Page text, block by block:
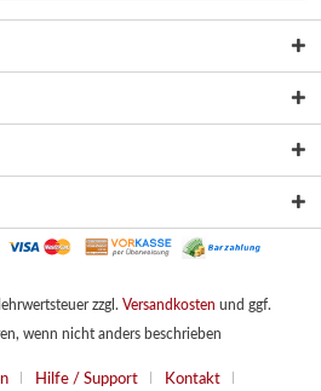
zzgl. Versandkosten und ggf.
wenn nicht anders beschrieben
Hilfe / Support Kontakt